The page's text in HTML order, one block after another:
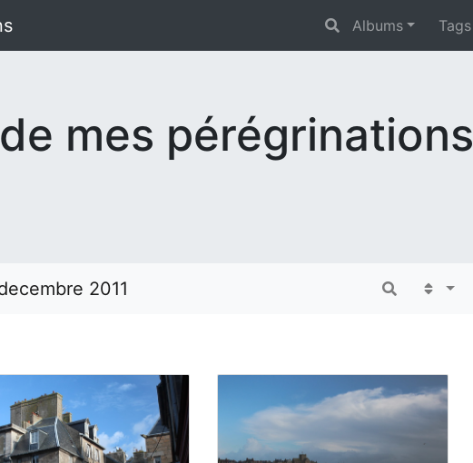
Albums Tags
mes pérégrinations
2011